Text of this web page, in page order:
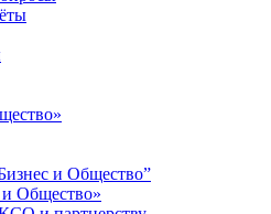
и Общество”
Общество»